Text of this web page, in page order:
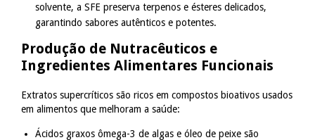
solvente, a SFE preserva terpenos e ésteres delicados,
garantindo sabores autênticos e potentes.
Produção de Nutracêuticos e
Ingredientes Alimentares Funcionais
Extratos supercríticos são ricos em compostos bioativos usados
em alimentos que melhoram a saúde:
Ácidos graxos ômega-3 de algas e óleo de peixe são